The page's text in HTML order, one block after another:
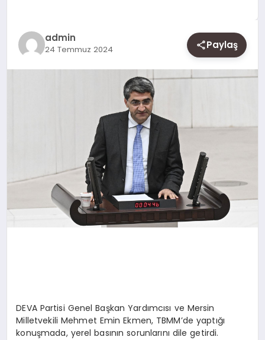
MAGAZIN
YAŞAM
admin
24 Temmuz 2024 Paylaş
DEVA Partisi Genel Başkan Yardımcısı ve Mersin
Milletvekili Mehmet Emin Ekmen, TBMM’de yaptığı
konuşmada, yerel basının sorunlarını dile getirdi.